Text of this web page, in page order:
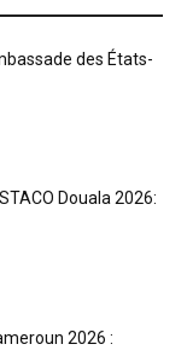
des États-
Douala 2026:
2026 :